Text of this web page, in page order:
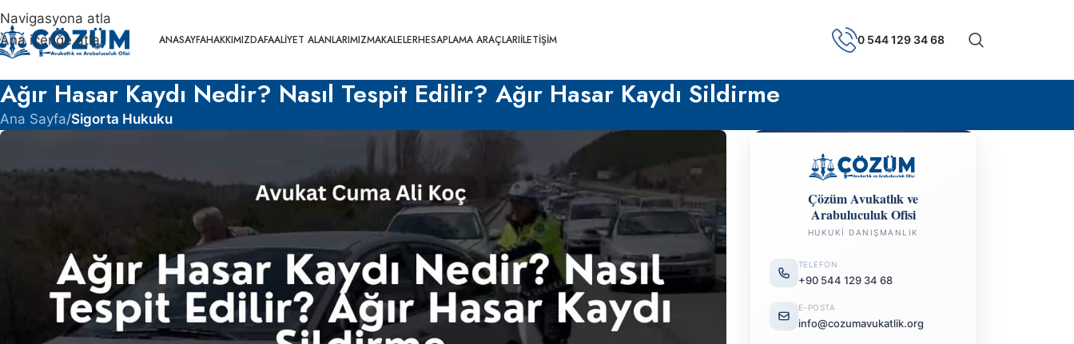
Navigasyona atla
Ana içeriğe atla
ANASAYFAHAKKIMIZDAFAALIYET ALANLARIMIZMAKALELERHESAPLAMA ARAÇLARIİLETIŞIM 0 544 129 34 68
Ağır Hasar Kaydı Nedir? Nasıl Tespit Edilir? Ağır Hasar Kaydı Sildirme
Ana Sayfa/Sigorta Hukuku
Çözüm Avukatlık ve
Arabuluculuk Ofisi
HUKUKI DANIŞMANLIK
TELEFON
+90 544 129 34 68
E-POSTA
info@cozumavukatlik.org